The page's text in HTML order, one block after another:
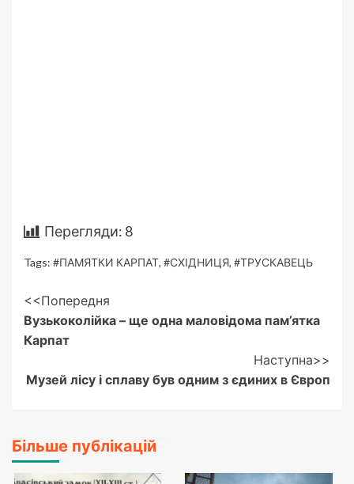
Перегляди: 8
Tags: #ПАМЯТКИ КАРПАТ, #СХІДНИЦЯ, #ТРУСКАВЕЦЬ
Post
Navigation
<<Попередня
Вузькоколійка – ще одна маловідома пам’ятка
Карпат
Наступна>>
Музей лісу і сплаву був одним з єдиних в Європ
Більше публікацій